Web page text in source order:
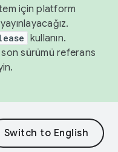
için platform
kullanın.
sürümü referans